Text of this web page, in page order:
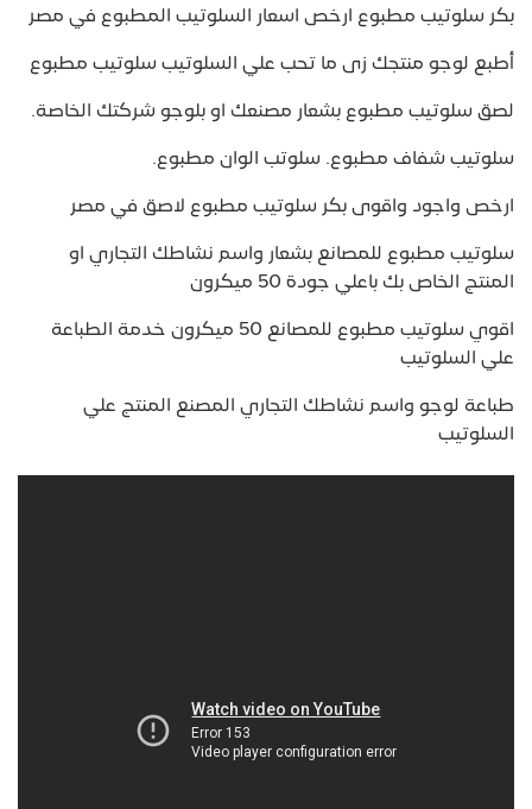
بكر سلوتيب مطبوع ارخص اسعار السلوتيب المطبوع في مصر
أطبع لوجو منتجك زى ما تحب علي السلوتيب سلوتيب مطبوع
لصق سلوتيب مطبوع بشعار مصنعك او بلوجو شركتك الخاصة.
سلوتيب شفاف مطبوع. سلوتب الوان مطبوع.
ارخص واجود واقوى بكر سلوتيب مطبوع لاصق في مصر
سلوتيب مطبوع للمصانع بشعار واسم نشاطك التجاري او
المنتج الخاص بك باعلي جودة 50 ميكرون
اقوي سلوتيب مطبوع للمصانع 50 ميكرون خدمة الطباعة
علي السلوتيب
طباعة لوجو واسم نشاطك التجاري المصنع المنتج علي
السلوتيب